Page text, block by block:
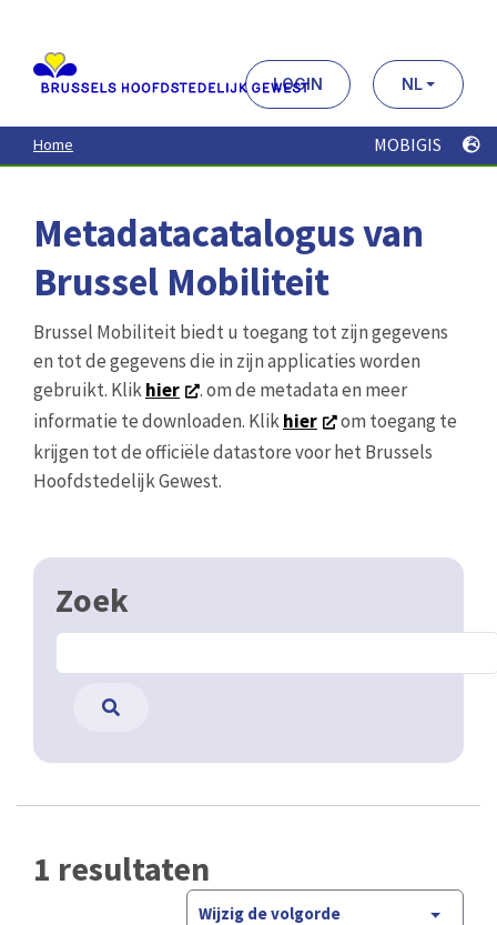
contenu
principal
LOGIN NL
Home MOBIGIS
Metadatacatalogus van
Brussel Mobiliteit
Brussel Mobiliteit biedt u toegang tot zijn gegevens
en tot de gegevens die in zijn applicaties worden
gebruikt. Klikhier
. om de metadata en meer
informatie te downloaden. Klikhier
om toegang te
krijgen tot de officiële datastore voor het Brussels
Hoofdstedelijk Gewest.
Zoek
1 resultaten
Wijzig de volgorde